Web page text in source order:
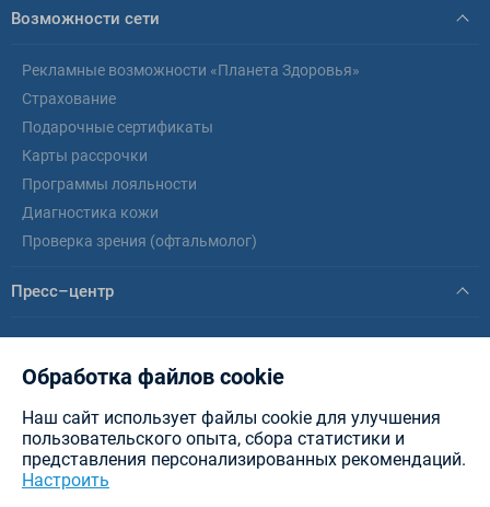
Возможности сети
Рекламные возможности «Планета Здоровья»
Страхование
Подарочные сертификаты
Карты рассрочки
Программы лояльности
Диагностика кожи
Проверка зрения (офтальмолог)
Пресс–центр
Новости
Статьи
ИООО «Интерфармакс»
Планета Здоровья - аптеки в
Минске, Витебске, Бресте, Гомеле, Могилеве, Гродно и других городах РБ.
Разработка сайта — New IT
Обработка файлов cookie
Наш сайт использует файлы cookie для улучшения
пользовательского опыта, сбора статистики и
представления персонализированных рекомендаций.
Настроить